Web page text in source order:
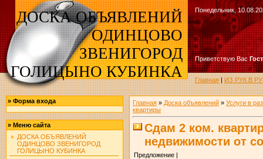
ДОСКА ОБЪЯВЛЕНИЙ
ОДИНЦОВО
ЗВЕНИГОРОД
ГОЛИЦЫНО КУБИНКА
Понедельник,
Приветствую Вас
Главная|ИЗ РУК В
» Форма входа
» Меню сайта
ДОСКА ОБЪЯВЛЕНИЙ
ОДИНЦОВО ЗВЕНИГОРОД
ГОЛИЦЫНО КУБИНКА
Главная» Доска объявлений» Услуги в
квартиры
Сдам 2 ком.
недвижимости от
Предложение |